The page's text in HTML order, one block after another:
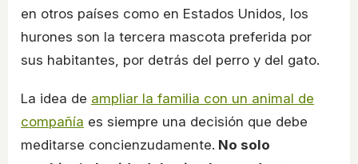
en otros países como en Estados Unidos, los
hurones son la tercera mascota preferida por
sus habitantes, por detrás del perro y del gato.
La idea de ampliar la familia con un animal de
compañía es siempre una decisión que debe
meditarse concienzudamente. No solo